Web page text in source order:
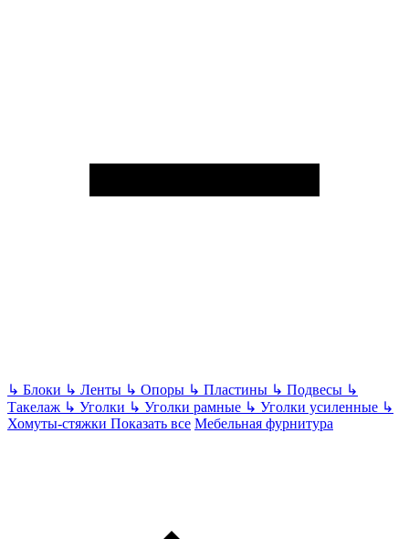
↳ Блоки ↳ Ленты ↳ Опоры ↳ Пластины ↳ Подвесы ↳
Такелаж ↳ Уголки ↳ Уголки рамные ↳ Уголки усиленные ↳
Хомуты-стяжки Показать все Мебельная фурнитура